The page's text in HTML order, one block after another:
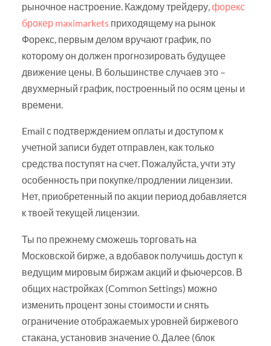
рыночное настроение. Каждому трейдеру,форекс
брокер maximarketsприходящему на рынок
Форекс, первым делом вручают график, по
которому он должен прогнозировать будущее
движение цены. В большинстве случаев это –
двухмерный график, построенный по осям цены и
времени.
Email с подтверждением оплаты и доступом к
учетной записи будет отправлен, как только
средства поступят на счет. Пожалуйста, учти эту
особенность при покупке/продлении лицензии.
Нет, приобретенный по акции период добавляется
к твоей текущей лицензии.
Ты по прежнему сможешь торговать на
Московской бирже, а вдобавок получишь доступ к
ведущим мировым биржам акций и фьючерсов. В
общих настройках (Common Settings) можно
изменить процент зоны стоимости и снять
ограничение отображаемых уровней биржевого
стакана, установив значение 0. Далее (блок